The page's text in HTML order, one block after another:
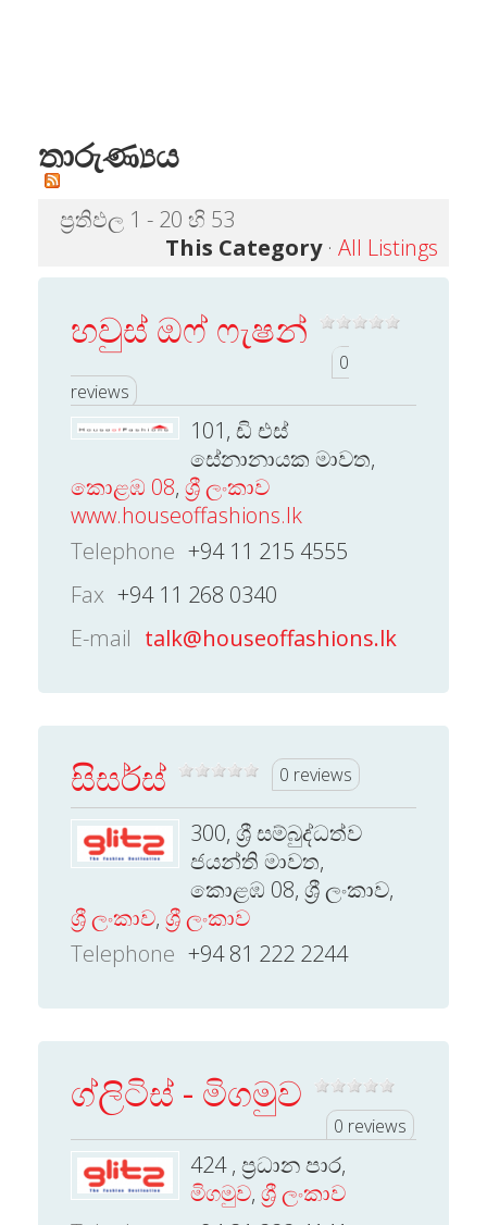
තාරුණ්‍යය
ප්‍රතිඵල 1 - 20 හි 53
This Category· All Listings
හවුස් ඔෆ් ෆැෂන්
0
reviews
101, ඩි එස්
සේනානායක මාවත,
කොළඹ 08, ශ්‍රී ලංකාව
www.houseoffashions.lk
Telephone +94 11 215 4555
Fax +94 11 268 0340
E-mail talk@houseoffashions.lk
සිසර්ස් 0 reviews
300, ශ්‍රී සම්බුද්ධත්ව
ජයන්ති මාවත,
කොළඹ 08, ශ්‍රී ලංකාව,
ශ්‍රී ලංකාව, ශ්‍රී ලංකාව
Telephone +94 81 222 2244
ග්ලිටිස් - මිගමුව
0 reviews
424 , ප්‍රධාන පාර,
මිගමුව, ශ්‍රී ලංකාව